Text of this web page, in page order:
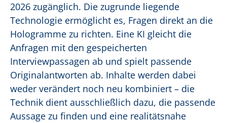
2026 zugänglich. Die zugrunde liegende
Technologie ermöglicht es, Fragen direkt an die
Hologramme zu richten. Eine KI gleicht die
Anfragen mit den gespeicherten
Interviewpassagen ab und spielt passende
Originalantworten ab. Inhalte werden dabei
weder verändert noch neu kombiniert – die
Technik dient ausschließlich dazu, die passende
Aussage zu finden und eine realitätsnahe